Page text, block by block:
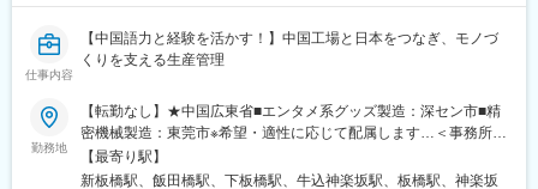
鳥羽口駅、福知山市民病院口駅、扇町駅(大阪府)、千里中央駅(大
阪モノレール)、南摂津駅、豊川駅(大阪府)、大和田駅(大阪府)、寝
駅、石才駅、鶴原駅、道場南口駅、加太駅(和歌山県)、武庫之荘
駅、北伊丹駅、コウノトリの郷駅、石生駅、山陽姫路駅、千本
駅、東加古川駅、厄神駅、小野駅(兵庫県)、郡山駅(奈良県)、橿原
神宮前駅、櫟本駅、神前駅(和歌山県)、藤並駅、紀伊田辺駅、下井
仕事内容
【中国語力と経験を活かす！】中国工場と日本をつなぎ、モノづ
くりを支える生産管理
勤務地
【転勤なし】★中国広東省■エンタメ系グッズ製造：深セン市■精
密機械製造：東莞市※希望・適性に応じて配属します…＜事務所＞
■板橋事務所東京都板橋区板橋1-43-5 武井ビル 2階▽アクセス都営
三田線『新板橋駅』より徒歩3分■飯田橋事務所東京都新宿区新小
【最寄り駅】
新板橋駅、飯田橋駅、下板橋駅、牛込神楽坂駅、板橋駅、神楽坂